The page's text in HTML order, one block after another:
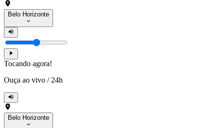
Belo Horizonte
Tocando agora!
Ouça ao vivo / 24h
Belo Horizonte